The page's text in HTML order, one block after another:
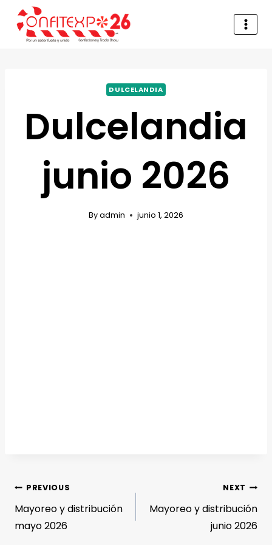
DULCELANDIA
Dulcelandia
junio 2026
Byadmin junio 1, 2026
PREVIOUS
Mayoreo y distribución
mayo 2026
NEXT
Mayoreo y distribución
junio 2026